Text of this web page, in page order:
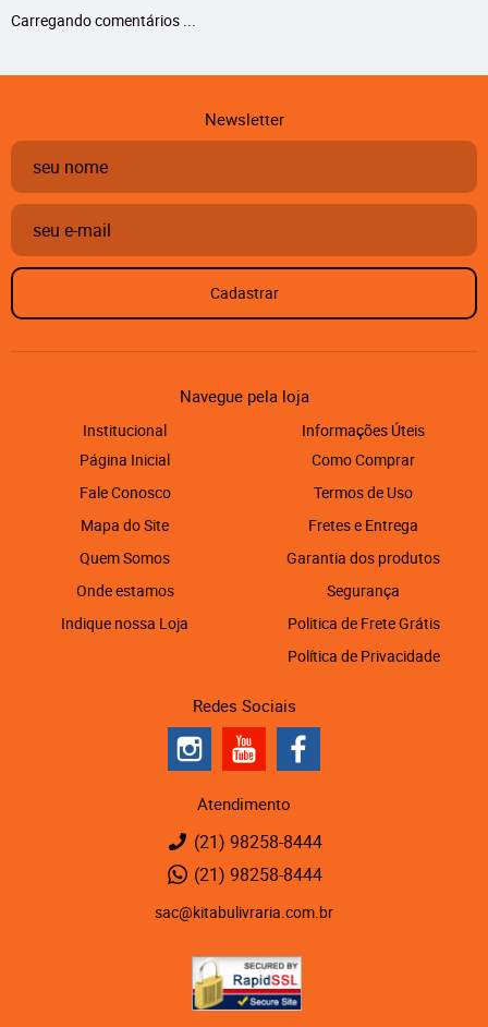
Carregando comentários ...
Newsletter
Cadastrar
Navegue pela loja
Institucional
Página Inicial
Fale Conosco
Mapa do Site
Quem Somos
Onde estamos
Indique nossa Loja
Informações Úteis
Como Comprar
Termos de Uso
Fretes e Entrega
Garantia dos produtos
Segurança
Politica de Frete Grátis
Política de Privacidade
Redes Sociais
Atendimento
(21) 98258-8444
(21) 98258-8444
sac@kitabulivraria.com.br